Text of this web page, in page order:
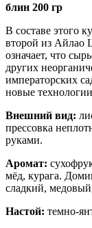
блин 200 гр
В составе этого
второй из Айлао
означает, что
других
императорских
новые
Внешний вид:
прессовка
руками.
Аромат:
мёд, курага.
сладкий,
Настой: темно-